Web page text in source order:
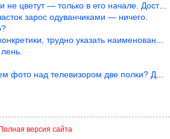
цветут — только в его начале. Достаточно
зарос одуванчиками — ничего.
трудно указать наименование рекоме
над телевизором две полки? Делают интер
Полная версия сайта